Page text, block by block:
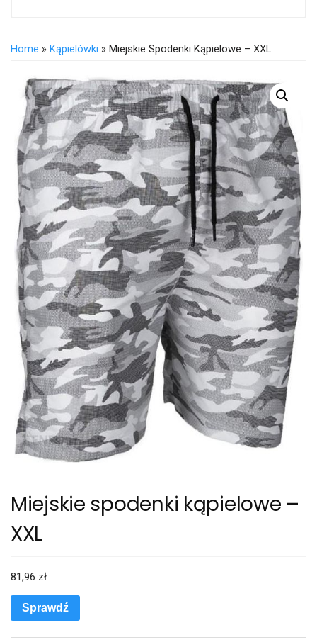
Home » Kąpielówki » Miejskie Spodenki Kąpielowe – XXL
Miejskie spodenki kąpielowe –
XXL
81,96 zł
Sprawdź